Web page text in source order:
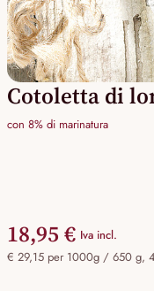
Cotoletta di
con 8% di marinatura
18,95 € Iva incl.
€ 29,15 per 1000g / 650 g,